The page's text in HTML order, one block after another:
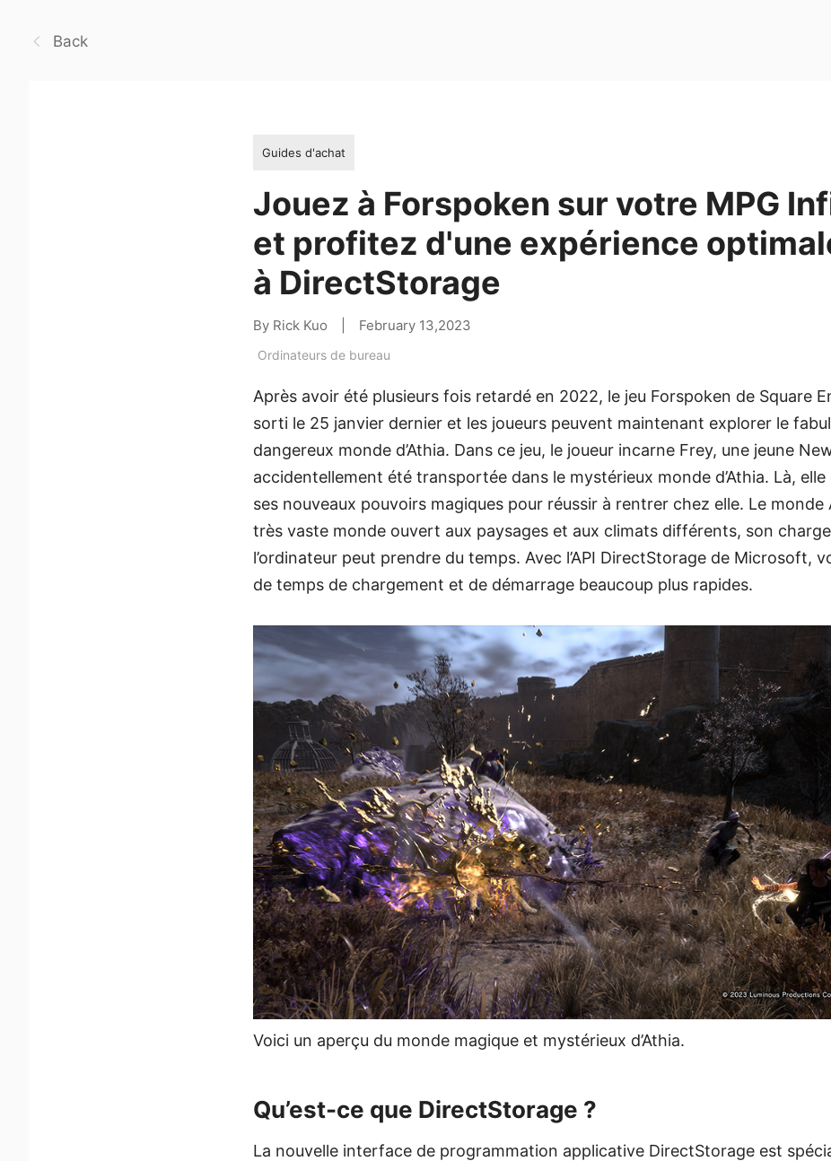
Back
Guides d'achat
Jouez à Forspoken sur votre MPG
et profitez d'une expérience
à DirectStorage
By Rick Kuo February 13,2023
Ordinateurs de bureau
Après avoir été plusieurs fois retardé en 2022, le jeu Forspoken de Square
sorti le 25 janvier dernier et les joueurs peuvent maintenant explorer le
dangereux monde d’Athia. Dans ce jeu, le joueur incarne Frey, une jeune
accidentellement été transportée dans le mystérieux monde d’Athia. Là,
ses nouveaux pouvoirs magiques pour réussir à rentrer chez elle. Le monde
très vaste monde ouvert aux paysages et aux climats différents, son
l’ordinateur peut prendre du temps. Avec l’API DirectStorage de Microsoft,
de temps de chargement et de démarrage beaucoup plus rapides.
Voici un aperçu du monde magique et mystérieux d’Athia.
Qu’est-ce que DirectStorage ?
La nouvelle interface de programmation applicative DirectStorage est